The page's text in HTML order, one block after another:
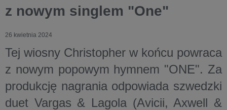
z nowym singlem "One"
26 kwietnia 2024
Tej wiosny Christopher w końcu powraca
z nowym popowym hymnem "ONE". Za
produkcję nagrania odpowiada szwedzki
duet Vargas & Lagola (Avicii, Axwell &